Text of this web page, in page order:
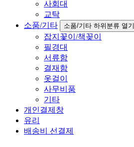
사회대
교탁
소품/기타
소품/기타 하위분류 열기
잡지꽃이/책꽂이
필경대
서류함
결재함
옷걸이
사무비품
기타
개인결제창
유리
배송비 선결제